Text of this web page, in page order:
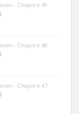
- Chapitre 49
- Chapitre 48
- Chapitre 47